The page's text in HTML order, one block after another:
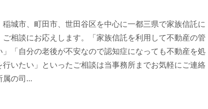
稲城市、町田市、世田谷区を中心に一都三県で家族信託に
ご相談にお応えします。「家族信託を利用して不動産の管
「自分の老後が不安なので認知症になっても不動産を処
いたい」といったご相談は当事務所までお気軽にご連絡
属の司...